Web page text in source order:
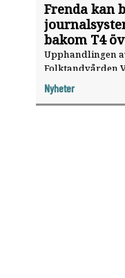
Frenda kan
bakom T4
Upphandlingen
Folktandvården
överklagats. En
systemet blir
Nyheter